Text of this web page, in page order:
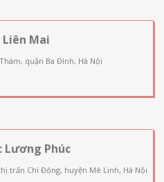
Mai
quận Ba Đình, Hà Nội
Lương Phúc
trấn Chi Đông, huyện Mê Linh, Hà Nội